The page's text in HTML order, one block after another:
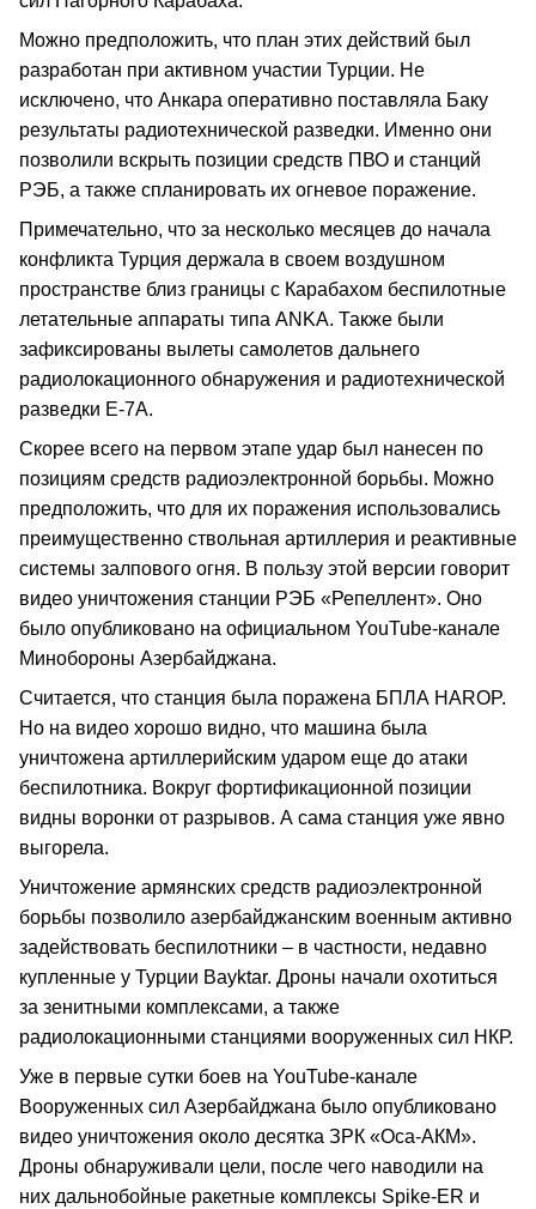
Можно предположить, что план этих действий был
разработан при активном участии Турции. Не
исключено, что Анкара оперативно поставляла Баку
результаты радиотехнической разведки. Именно они
позволили вскрыть позиции средств ПВО и станций
РЭБ, а также спланировать их огневое поражение.
Примечательно, что за несколько месяцев до начала
конфликта Турция держала в своем воздушном
пространстве близ границы с Карабахом беспилотные
летательные аппараты типа ANKA. Также были
зафиксированы вылеты самолетов дальнего
радиолокационного обнаружения и радиотехнической
разведки Е-7А.
Скорее всего на первом этапе удар был нанесен по
позициям средств радиоэлектронной борьбы. Можно
предположить, что для их поражения использовались
преимущественно ствольная артиллерия и реактивные
системы залпового огня. В пользу этой версии говорит
видео уничтожения станции РЭБ «Репеллент». Оно
было опубликовано на официальном YouTube-канале
Минобороны Азербайджана.
Считается, что станция была поражена БПЛА HAROP.
Но на видео хорошо видно, что машина была
уничтожена артиллерийским ударом еще до атаки
беспилотника. Вокруг фортификационной позиции
видны воронки от разрывов. А сама станция уже явно
выгорела.
Уничтожение армянских средств радиоэлектронной
борьбы позволило азербайджанским военным активно
задействовать беспилотники – в частности, недавно
купленные у Турции Bayktar. Дроны начали охотиться
за зенитными комплексами, а также
радиолокационными станциями вооруженных сил НКР.
Уже в первые сутки боев на YouTube-канале
Вооруженных сил Азербайджана было опубликовано
видео уничтожения около десятка ЗРК «Оса-АКМ».
Дроны обнаруживали цели, после чего наводили на
них дальнобойные ракетные комплексы Spike-ER и